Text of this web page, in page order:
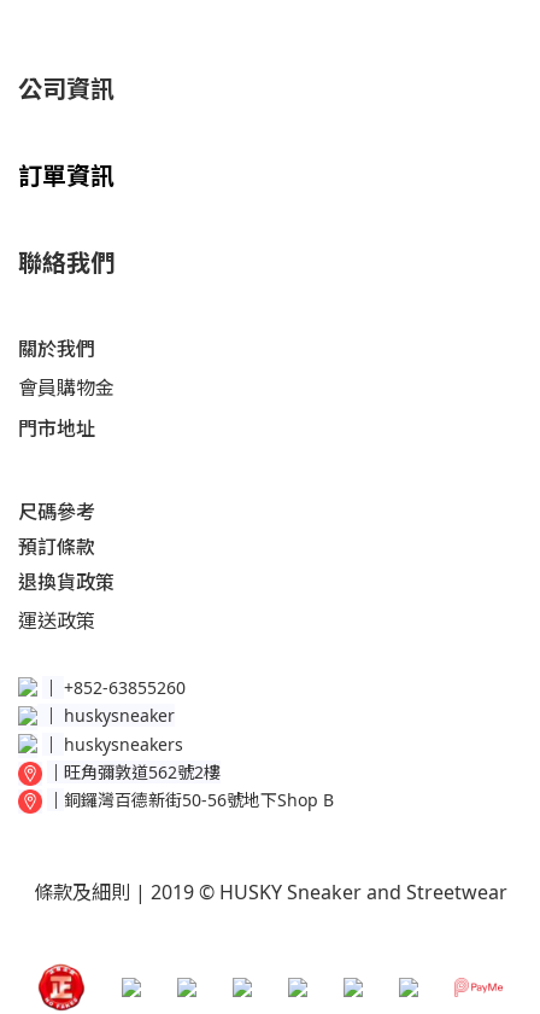
公司資訊
訂單資訊
聯絡我們
關於我們
會員購物金
門市地址
尺碼參考
預訂條款
退換貨政策​
運送政策​
│ +852-63855260
huskysneaker
│ huskysneakers
│ 旺角彌敦道562號2樓
│ 銅鑼灣百德新街50-56號地下Shop B
條款及細則 | 2019 © HUSKY Sneaker and Streetwear